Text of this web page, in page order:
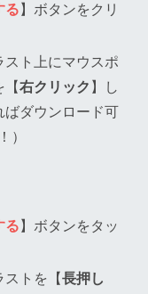
る 】ボタンをクリ
ト上にマウスポ
【右クリック 】し
ばダウンロード可
）
る 】ボタンをタッ
ストを【長押し